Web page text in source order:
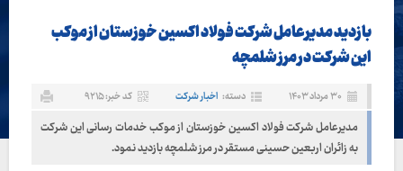
بازدید مدیرعامل شرکت فولاد اکسین خوزستان از موکب
این شرکت در مرز شلمچه
۳۰ مرداد ۱۴۰۳ دسته: اخبار شرکت کد خبر: ۹۲۱۵
مدیرعامل شرکت فولاد اکسین خوزستان از موکب خدمات رسانی این شرکت
به زائران اربعین حسینی مستقر در مرز شلمچه بازدید نمود.